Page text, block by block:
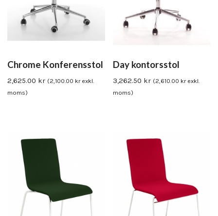
Chrome Konferensstol
2,625.00 kr (2,100.00 krexkl.
moms)
Day kontorsstol
3,262.50 kr (2,610.00 krexkl.
moms)